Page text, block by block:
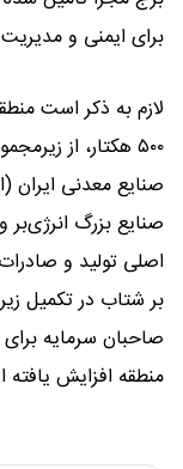
برای ایمنی و
۵۰۰ هکتار، از
صنایع معدنی ایران
صنایع بزرگ انرژی‌بر
اصلی تولید و
بر شتاب در تکمیل
صاحبان سرمایه
منطقه افزایش